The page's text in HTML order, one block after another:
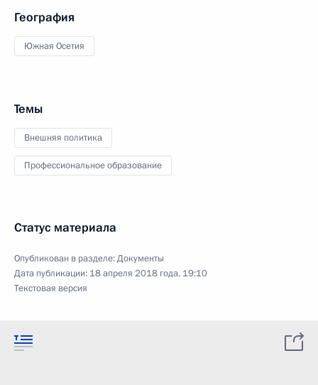
География
Южная Осетия
Темы
Внешняя политика
Профессиональное образование
Статус материала
Опубликован в разделе:Документы
Дата публикации: 18 апреля 2018 года, 19:10
Текстовая версия